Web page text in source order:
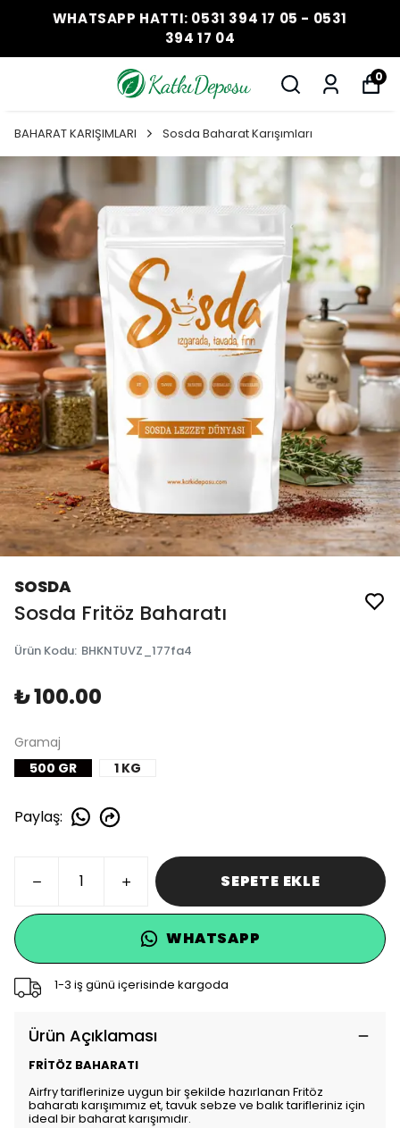
WHATSAPP HATTI: 0531 394 17 05 - 0531
394 17 04
0
BAHARAT KARIŞIMLARI Sosda Baharat Karışımları
SOSDA
Sosda Fritöz Baharatı
Ürün Kodu: BHKNTUVZ_177fa4
₺ 100.00
Gramaj
500 GR
1 KG
Paylaş:
SEPETE EKLE
WHATSAPP
1-3 iş günü içerisinde kargoda
Ürün Açıklaması
FRİTÖZ BAHARATI
Airfry tariflerinize uygun bir şekilde hazırlanan Fritöz
baharatı karışımımız et, tavuk sebze ve balık tarifleriniz için
ideal bir baharat karışımıdır.